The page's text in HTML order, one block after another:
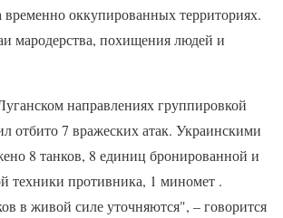
оккупированных территориях.
мародерства, похищения людей и
направлениях группировкой
отбито 7 вражеских атак. Украинскими
8 танков, 8 единиц бронированной и
техники противника, 1 миномет .
в живой силе уточняются", – говорится